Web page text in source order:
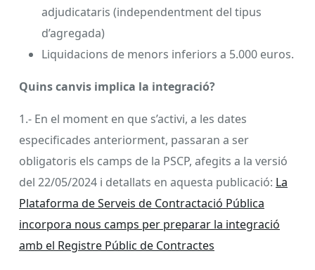
adjudicataris (independentment del tipus
d’agregada)
Liquidacions de menors inferiors a 5.000 euros.
Quins canvis implica la integració?
1.- En el moment en que s’activi, a les dates
especificades anteriorment, passaran a ser
obligatoris els camps de la PSCP, afegits a la versió
del 22/05/2024 i detallats en aquesta publicació: La
Plataforma de Serveis de Contractació Pública
incorpora nous camps per preparar la integració
amb el Registre Públic de Contractes